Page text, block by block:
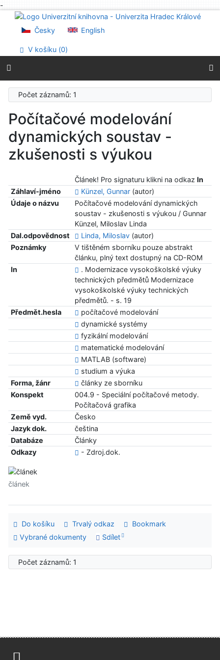
-
Přejít na obsah
Přejít na menu
Prohlášení o webové přístupnosti
Česky English
V košíku (0)
Počet záznamů: 1
Počítačové modelování
dynamických soustav -
zkušenosti s výukou
Článek! Pro signaturu klikni na odkaz In
Záhlaví-jméno
Künzel, Gunnar(autor)
Údaje o názvu
Počítačové modelování dynamických
soustav - zkušenosti s výukou / Gunnar
Künzel, Miloslav Linda
Dal.odpovědnost
Linda, Miloslav(autor)
Poznámky
V tištěném sborníku pouze abstrakt
článku, plný text dostupný na CD-ROM
In
. Modernizace vysokoškolské výuky
technických předmětů Modernizace
vysokoškolské výuky technických
předmětů. - s. 19
Předmět.hesla
počítačové modelování
dynamické systémy
fyzikální modelování
matematické modelování
MATLAB (software)
studium a výuka
Forma, žánr
články ze sborníku
Konspekt
004.9 - Speciální počítačové metody.
Počítačová grafika
Země vyd.
Česko
Jazyk dok.
čeština
Databáze
Články
Odkazy
- Zdroj.dok.
článek
Do košíku Trvalý odkaz
Bookmark
Vybrané dokumenty
Sdílet
Počet záznamů: 1